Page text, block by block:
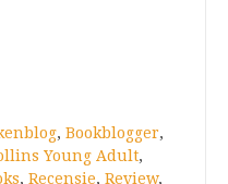
, Bookblogger,
Young Adult,
, Recensie, Review,